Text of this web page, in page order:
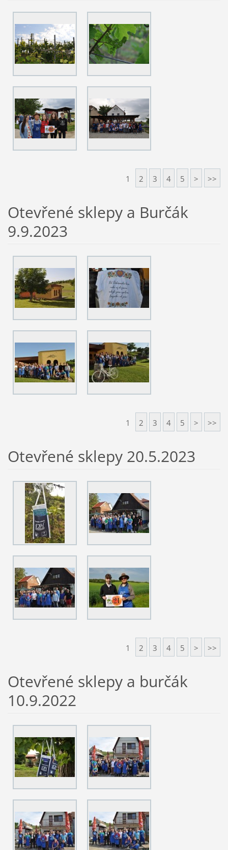
1 2 3 4 5 > >>
Otevřené sklepy a Burčák
9.9.2023
1 2 3 4 5 > >>
Otevřené sklepy 20.5.2023
1 2 3 4 5 > >>
Otevřené sklepy a burčák
10.9.2022